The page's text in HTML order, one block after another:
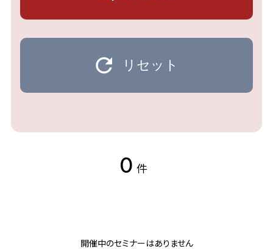
リセット
0 件
開催中のセミナーはありません